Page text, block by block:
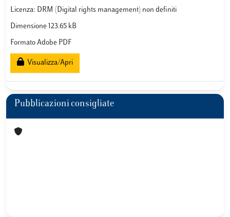
Licenza: DRM (Digital rights management) non definiti
Dimensione 123.65 kB
Formato Adobe PDF
Visualizza/Apri
Pubblicazioni consigliate